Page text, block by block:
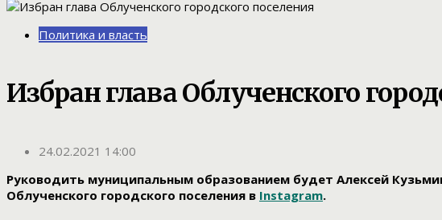
Политика и власть
Избран глава Облученского
24.02.2021 14:00
Руководить муниципальным образованием будет Алексей
Облученского городского поселения в Instagram.